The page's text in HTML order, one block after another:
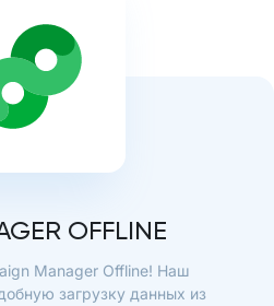
OFFLINE
Manager Offline! Наш
загрузку данных из